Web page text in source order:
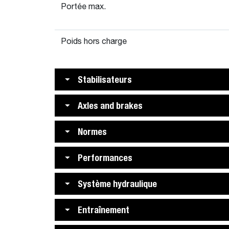
Portée max.
Poids hors charge
Stabilisateurs
Axles and brakes
Normes
Performances
Système hydraulique
Entraînement